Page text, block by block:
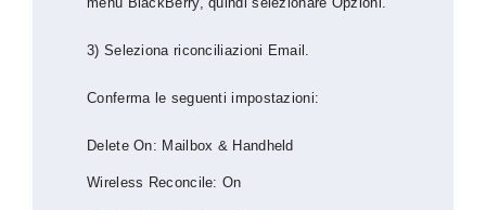
3) Seleziona riconciliazioni Email.
Conferma le seguenti impostazioni:
Delete On: Mailbox & Handheld
Wireless Reconcile: On